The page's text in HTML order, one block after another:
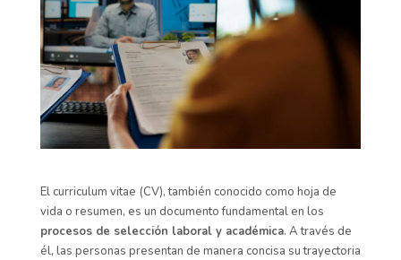
El curriculum vitae (CV), también conocido como hoja de
vida o resumen, es un documento fundamental en los
procesos de selección laboral y académica. A través de
él, las personas presentan de manera concisa su trayectoria